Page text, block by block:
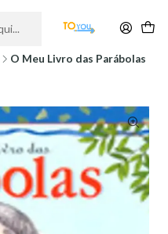
O Meu Livro das Parábolas